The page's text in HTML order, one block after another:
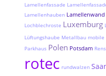
Lamellenfassade
Lamellenhauben Lamellenwand
Lochblechroste Luxemburg
Lüftungshaube Metallbau mobile
Parkhaus Polen Potsdam
rotec rundwalzen